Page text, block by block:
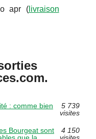
apr (livraison
: comme bien
5 739
visites
Bourgeat sont
4 150